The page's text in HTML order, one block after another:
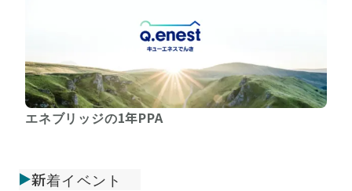
エネブリッジの1年PPA
新着イベント